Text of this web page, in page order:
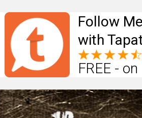
Follow
with
FREE -